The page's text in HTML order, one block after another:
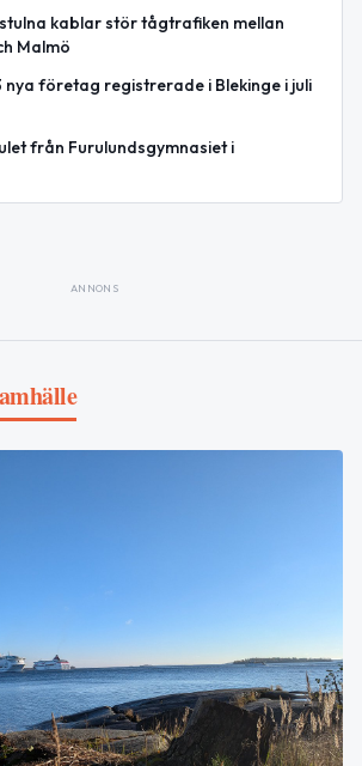
kablar stör tågtrafiken mellan
Malmö
nya företag registrerade i Blekinge i juli
från Furulundsgymnasiet i
ANNONS